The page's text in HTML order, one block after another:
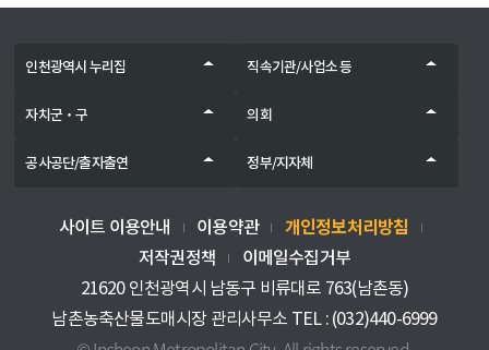
인천광역시 누리집 직속기관/사업소 등
자치군‧구 의회
공사공단/출자출연 정부/지자체
사이트 이용안내 이용약관 개인정보처리방침
저작권정책
이메일수집거부
21620 인천광역시 남동구 비류대로 763(남촌동)
남촌농축산물도매시장 관리사무소 TEL : (032)440-6999